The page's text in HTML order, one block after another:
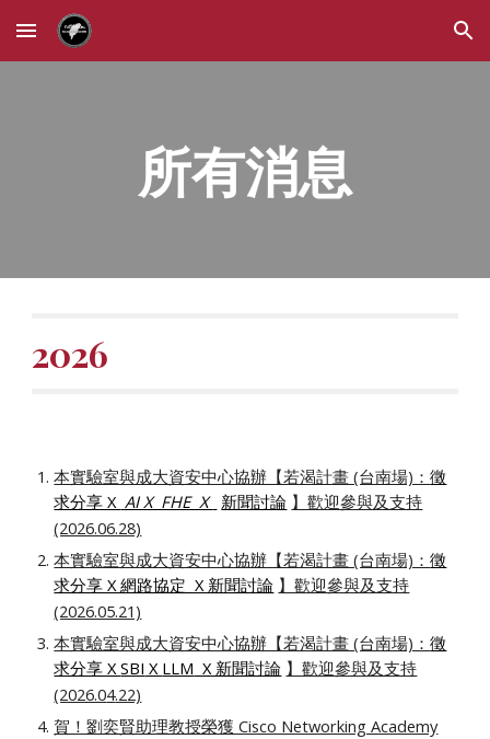
Skip to main content Skip to navigation
所有消息
2026
本實驗室與成大資安中心協辦【若渴計畫 (台南場)：徵
求分享 X AI X FHE X 新聞討論 】歡迎參與及支持
(2026.06.28)
本實驗室與成大資安中心協辦【若渴計畫 (台南場)：徵
求分享 X 網路協定 X 新聞討論 】歡迎參與及支持
(2026.05.21)
本實驗室與成大資安中心協辦【若渴計畫 (台南場)：徵
求分享 XSBI X LLM X 新聞討論 】歡迎參與及支持
(2026.04.22)
賀！劉奕賢助理教授榮獲 Cisco Networking Academy